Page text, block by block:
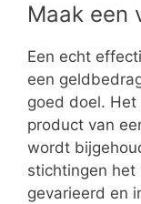
Maak een
Een echt
een
goed doel.
product van
wordt
stichtingen het
gevarieerd en